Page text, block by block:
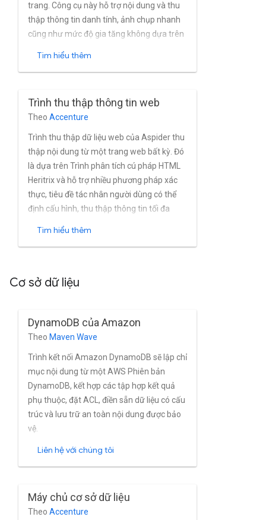
trang. Công cụ này hỗ trợ nội dung và thu
thập thông tin danh tính, ảnh chụp nhanh
cũng như mức độ gia tăng không dựa trên
Tìm hiểu thêm
Trình thu thập thông tin web
Theo Accenture
Trình thu thập dữ liệu web của Aspider thu
thập nội dung từ một trang web bất kỳ. Đó
là dựa trên Trình phân tích cú pháp HTML
Heritrix và hỗ trợ nhiều phương pháp xác
thực, tiêu đề tác nhân người dùng có thể
định cấu hình, thu thập thông tin tối đa
cú pháp sơ đồ trang web, cũng như tính
Tìm hiểu thêm
Cơ sở dữ liệu
DynamoDB của Amazon
Theo Maven Wave
Trình kết nối Amazon DynamoDB sẽ lập chỉ
mục nội dung từ một AWS Phiên bản
DynamoDB, kết hợp các tập hợp kết quả
phụ thuộc, đặt ACL, điền sẵn dữ liệu có cấu
trúc và lưu trữ an toàn nội dung được bảo
vệ.
Liên hệ với chúng tôi
Máy chủ cơ sở dữ liệu
Theo Accenture